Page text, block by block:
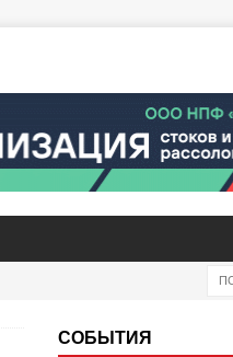
СОБЫТИЯ